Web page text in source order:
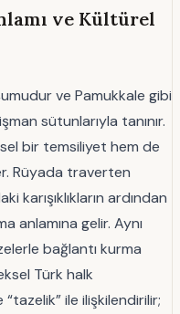
ve Kültürel
ve Pamukkale gibi
sütunlarıyla tanınır.
bir temsiliyet hem de
Rüyada traverten
karışıklıkların ardından
anlamına gelir. Aynı
bağlantı kurma
Türk halk
ile ilişkilendirilir;